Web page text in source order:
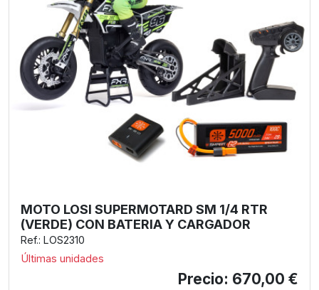
MOTO LOSI SUPERMOTARD SM 1/4 RTR
(VERDE) CON BATERIA Y CARGADOR
Ref.: LOS2310
Últimas unidades
Precio: 670,00 €